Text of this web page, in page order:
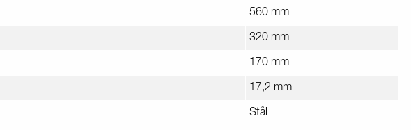
560 mm
320 mm
170 mm
17,2 mm
Stål